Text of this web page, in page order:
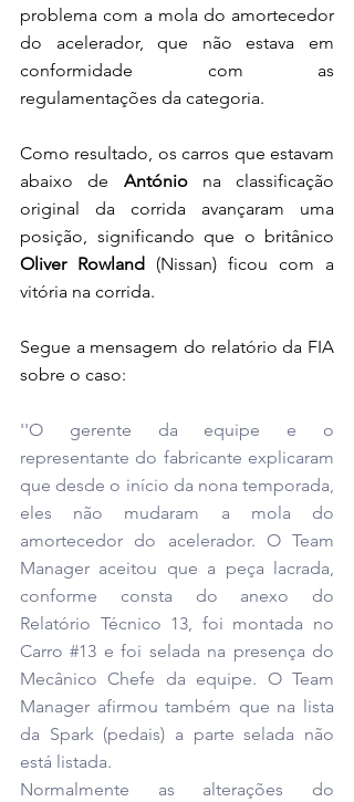
problema com a mola do amortecedor
do acelerador, que não estava em
conformidade com as
regulamentações da categoria.
Como resultado, os carros que estavam
abaixo de António na classificação
original da corrida avançaram uma
Oliver Rowland
(Nissan) ficou com a
vitória na corrida.
Segue a mensagem do relatório da FIA
sobre o caso:
''O gerente da equipe e o
representante do fabricante explicaram
que desde o início da nona temporada,
eles não mudaram a mola do
amortecedor do acelerador. O Team
Manager aceitou que a peça lacrada,
conforme consta do anexo do
Relatório Técnico 13, foi montada no
Carro #13 e foi selada na presença do
Mecânico Chefe da equipe. O Team
Manager afirmou também que na lista
da Spark (pedais) a parte selada não
está listada.
Normalmente as alterações do